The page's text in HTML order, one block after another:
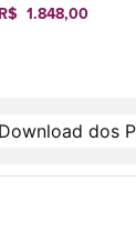
R$ 1.848,00